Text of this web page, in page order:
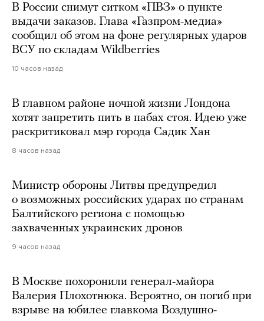
В России снимут ситком «ПВЗ» о пункте
выдачи заказов. Глава «Газпром-медиа»
сообщил об этом на фоне регулярных ударов
ВСУ по складам Wildberries
10 часов назад
В главном районе ночной жизни Лондона
хотят запретить пить в пабах стоя. Идею уже
раскритиковал мэр города Садик Хан
8 часов назад
Министр обороны Литвы предупредил
о возможных российских ударах по странам
Балтийского региона с помощью
захваченных украинских дронов
9 часов назад
В Москве похоронили генерал-майора
Валерия Плохотнюка. Вероятно, он погиб при
взрыве на юбилее главкома Воздушно-